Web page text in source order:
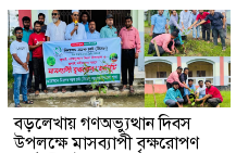
বড়লেখায় গণঅভ্যুত্থান দিবস
উপলক্ষে মাসব্যাপী বৃক্ষরোপণ